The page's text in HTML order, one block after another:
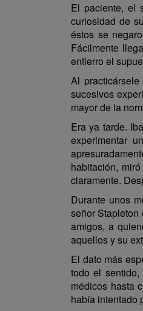
El paciente, el
curiosidad de
éstos se
Fácilmente
entierro el
Al
sucesivos
mayor de la
Era ya tarde.
experimentar
habitación,
claramente.
Durante unos
señor Stapleton
amigos, a
aquellos y su
El dato más
todo el
médicos hasta
había intentado